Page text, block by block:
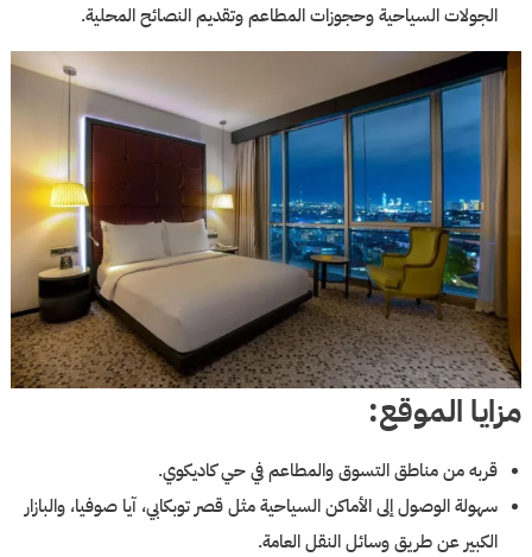
الجولات السياحية وحجوزات المطاعم وتقديم النصائح المحلية.
مزايا الموقع:
قربه من مناطق التسوق والمطاعم في حي كاديكوي.
سهولة الوصول إلى الأماكن السياحية مثل قصر توبكابي، آيا صوفيا، والبازار
الكبير عن طريق وسائل النقل العامة.